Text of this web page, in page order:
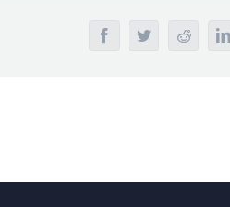
FacebookTwitterReddit